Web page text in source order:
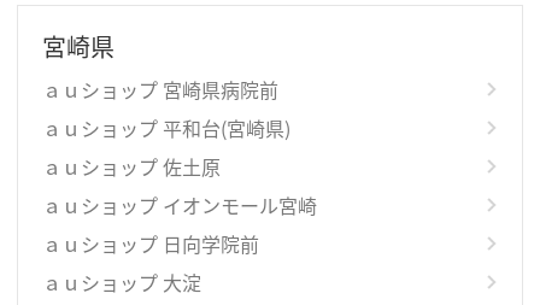
宮崎県
ａｕショップ 宮崎県病院前
ａｕショップ 平和台(宮崎県)
ａｕショップ 佐土原
ａｕショップ イオンモール宮崎
ａｕショップ 日向学院前
ａｕショップ 大淀